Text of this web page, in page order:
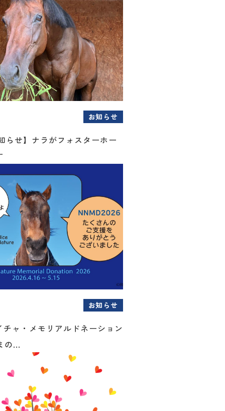
お知らせ
らせ】ナラがフォスターホー
お知らせ
ャ・メモリアルドネーション
の...